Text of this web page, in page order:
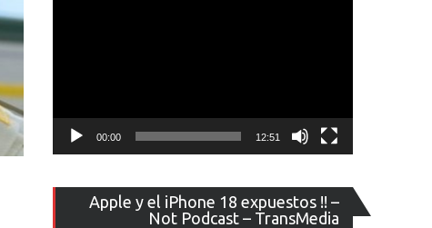
00:00 12:51
Apple y el iPhone 18 expuestos !! –
Not Podcast – TransMedia
de